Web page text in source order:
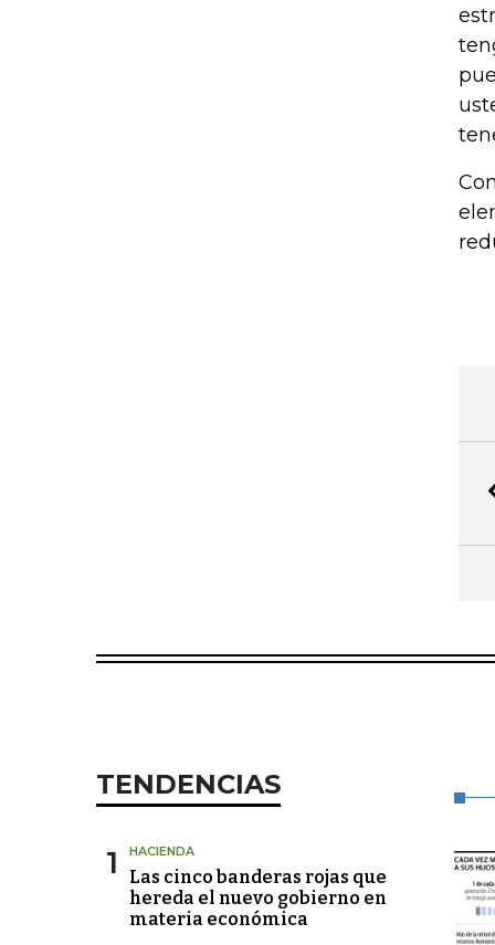
TENDENCIAS
1 HACIENDA
Las cinco banderas rojas que
hereda el nuevo gobierno en
materia económica